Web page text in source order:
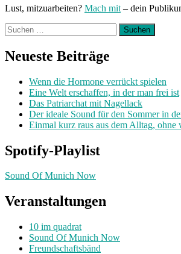
Lust, mitzuarbeiten? Mach mit – dein
Suchen
nach:
Neueste Beiträge
Wenn die Hormone verrückt spielen
Eine Welt erschaffen, in der man frei ist
Das Patriarchat mit Nagellack
Der ideale Sound für den Sommer in
Einmal kurz raus aus dem Alltag, ohne
Spotify-Playlist
Sound Of Munich Now
Veranstaltungen
10 im quadrat
Sound Of Munich Now
Freundschaftsbänd